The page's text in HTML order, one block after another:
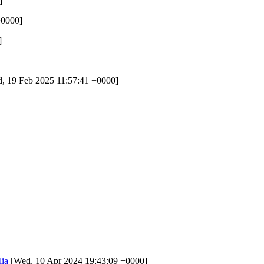
19 Feb 2025 11:57:41 +0000]
[Wed, 10 Apr 2024 19:43:09 +0000]